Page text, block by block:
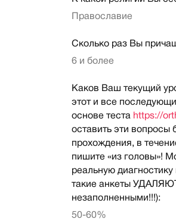
Православие
Сколько раз Вы
6 и более
Каков Ваш текущий
этот и все
основе теста https://
оставить эти вопросы
прохождения, в
пишите «из головы»!
реальную
такие анкеты
незаполненными!!!):
50-60%